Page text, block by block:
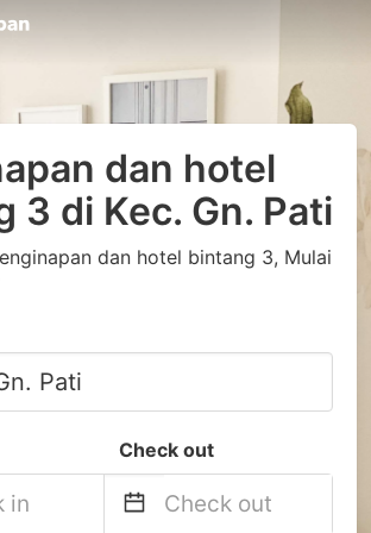
dan hotel
3 di Kec. Gn. Pati
dan hotel bintang 3, Mulai
Check out